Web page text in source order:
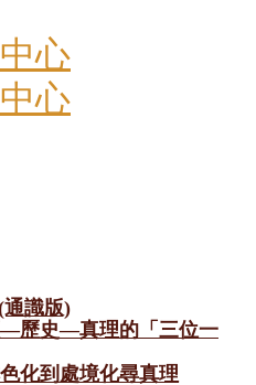
識版)
—歷史—真理的「三位一
化到處境化尋真理